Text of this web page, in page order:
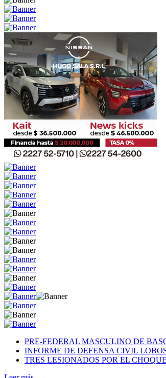
PRE-FEDERAL MASCULINO DE
INFORME DE DEFENSA CIVIL
TRES LESIONADOS POR EL